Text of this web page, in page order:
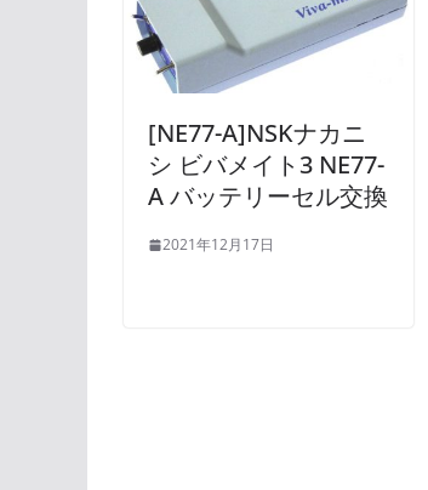
[NE77-A]NSKナカニ
シ ビバメイト3 NE77-
A バッテリーセル交換
2021年12月17日